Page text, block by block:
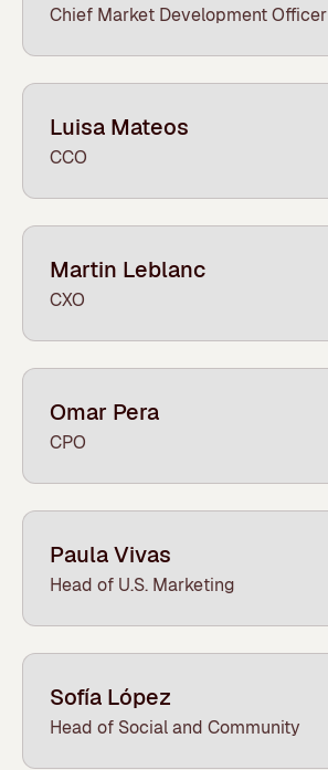
Chief Market Development Officer
Luisa Mateos
CCO
Martin Leblanc
CXO
Omar Pera
CPO
Paula Vivas
Head of U.S. Marketing
Sofía López
Head of Social and Community